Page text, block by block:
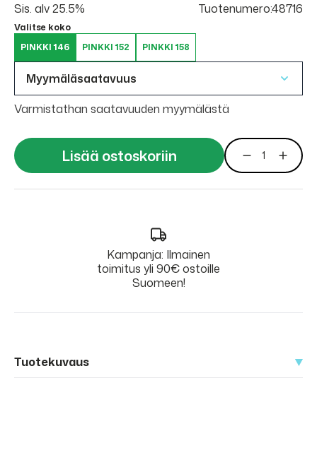
Sis. alv 25.5% Tuotenumero:48716
Valitse koko
PINKKI 146
PINKKI 152 PINKKI 158
Myymäläsaatavuus
Varmistathan saatavuuden myymälästä
Lisää ostoskoriin
Kampanja: Ilmainen
toimitus yli 90€ ostoille
Suomeen!
Tuotekuvaus